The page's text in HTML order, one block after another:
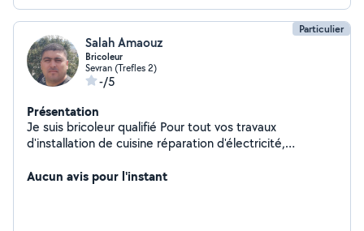
Particulier
Salah Amaouz
Bricoleur
Sevran (Trefles 2)
-/5
Présentation
Je suis bricoleur qualifié Pour tout vos travaux
d'installation de cuisine réparation d'électricité,
Aucun avis pour l'instant